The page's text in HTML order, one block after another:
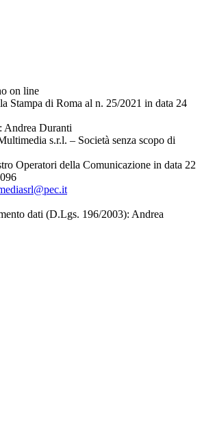
on line
Stampa di Roma al n. 25/2021 in data 24
Andrea Duranti
s.r.l. – Società senza scopo di
Operatori della Comunicazione in data 22
dati (D.Lgs. 196/2003): Andrea